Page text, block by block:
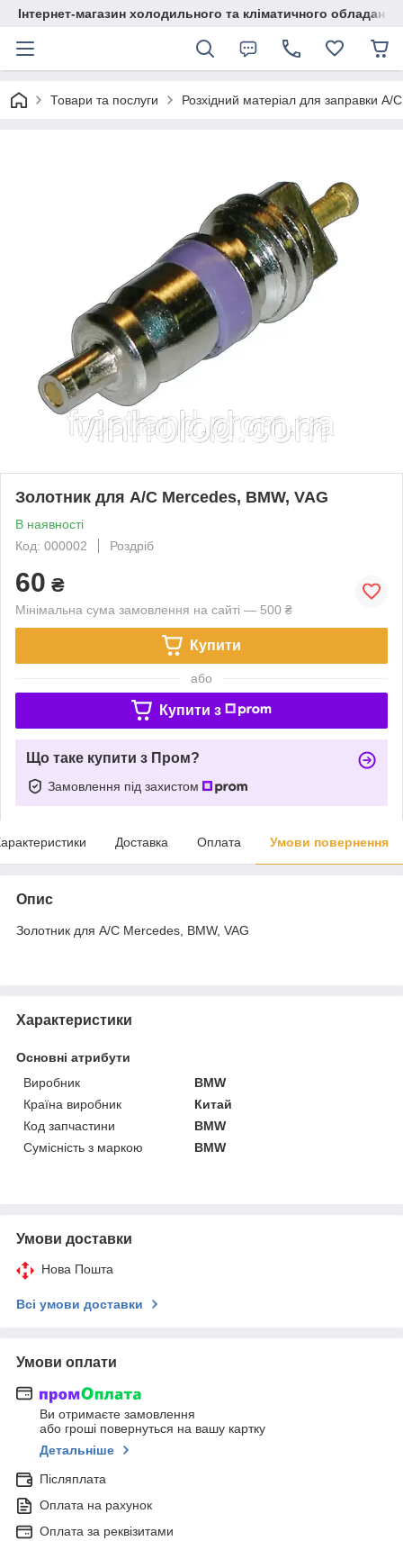
Інтернет-магазин холодильного та кліматичного обладання
Товари та послуги Розхідний матеріал для заправки А/С
Золотник для А/С Mercedes, BMW, VAG
В наявності
Код: 000002
Роздріб
60 ₴
Мінімальна сума замовлення на сайті — 500 ₴
Купити
або
Купити з
Що таке купити з Пром?
Замовлення під захистом
Доставка Оплата Умови повернення
Опис
Золотник для А/С Mercedes, BMW, VAG
Характеристики
Основні атрибути
Виробник
BMW
Країна виробник
Китай
Код запчастини
BMW
Сумісність з маркою
BMW
Умови доставки
Нова Пошта
Всі умови доставки
Умови оплати
Ви отримаєте замовлення
або гроші повернуться на вашу картку
Детальніше
Післяплата
Оплата на рахунок
Оплата за реквізитами